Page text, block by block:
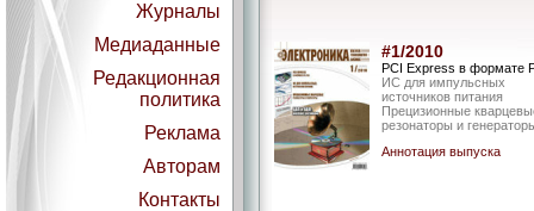
Журналы
Медиаданные
Редакционная
политика
Реклама
Авторам
Контакты
#1/2010
PCI Express в формате
ИС для импульсных
источников питания
Прецизионные
резонаторы и
Аннотация выпуска